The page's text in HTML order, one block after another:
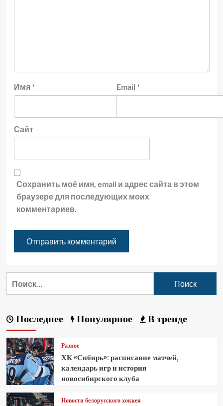
Имя * Email *
Сайт
Сохранить моё имя, email и адрес сайта в этом
браузере для последующих моих
комментариев.
Последнее Популярное В тренде
Разное
ХК «Сибирь»: расписание матчей,
календарь игр и история
новосибирского клуба
Новости белорусского хоккея